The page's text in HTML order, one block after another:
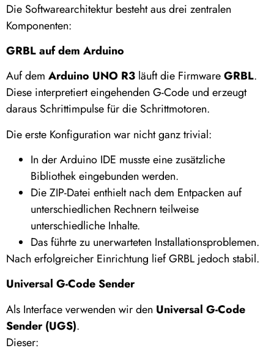
Die Softwarearchitektur besteht aus drei zentralen
Komponenten:
GRBL auf dem Arduino
Auf dem Arduino UNO R3 läuft die FirmwareGRBL.
Diese interpretiert eingehenden G-Code und erzeugt
daraus Schrittimpulse für die Schrittmotoren.
Die erste Konfiguration war nicht ganz trivial:
In der Arduino IDE musste eine zusätzliche
Bibliothek eingebunden werden.
Die ZIP-Datei enthielt nach dem Entpacken auf
unterschiedlichen Rechnern teilweise
unterschiedliche Inhalte.
Das führte zu unerwarteten Installationsproblemen.
Nach erfolgreicher Einrichtung lief GRBL jedoch stabil.
Universal G-Code Sender
Als Interface verwenden wir den Universal G-Code
Sender (UGS).
Dieser: